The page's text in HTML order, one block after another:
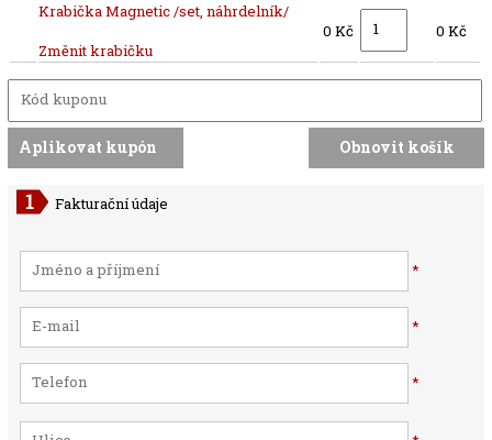
Krabička Magnetic /set, náhrdelník/
Změnit krabičku
0 Kč 0 Kč
Fakturační údaje
*
*
*